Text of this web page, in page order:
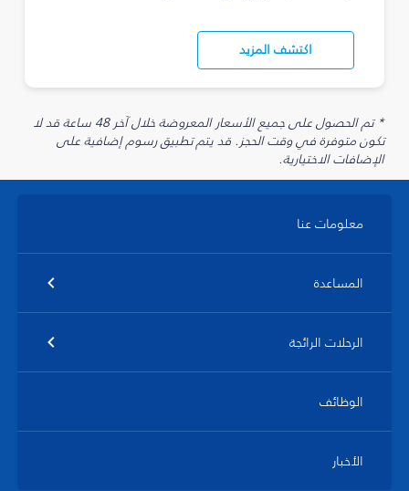
اكتشف المزيد
* تم الحصول على جميع الأسعار المعروضة خلال آخر 48 ساعة قد لا
تكون متوفرة في وقت الحجز. قد يتم تطبيق رسوم إضافية على
الإضافات الاختيارية.
معلومات عنا
المساعدة
الرحلات الرائجة
الوظائف
الأخبار